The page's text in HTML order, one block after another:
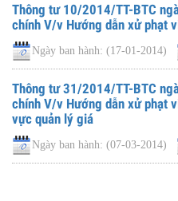
Thông tư 10/2014/TT-BTC
chính V/v Hướng dẫn xử phạt
Ngày ban hành: (17-01-2014)
Thông tư 31/2014/TT-BTC
chính V/v Hướng dẫn xử phạt
vực quản lý giá
Ngày ban hành: (07-03-2014)